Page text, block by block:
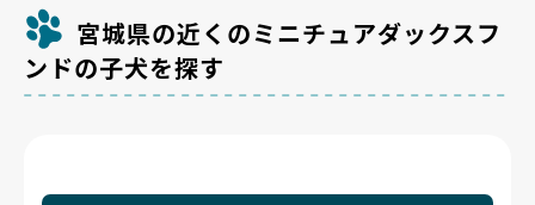
宮城県の近くのミニチュアダックスフ
ンドの子犬を探す